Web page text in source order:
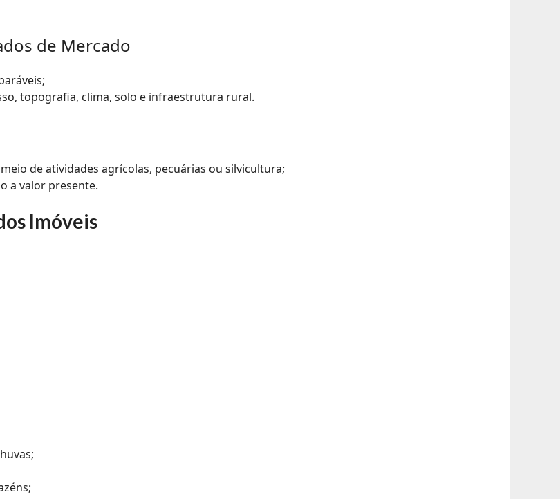
de Mercado
topografia, clima, solo e infraestrutura rural.
de atividades agrícolas, pecuárias ou silvicultura;
a valor presente.
Imóveis